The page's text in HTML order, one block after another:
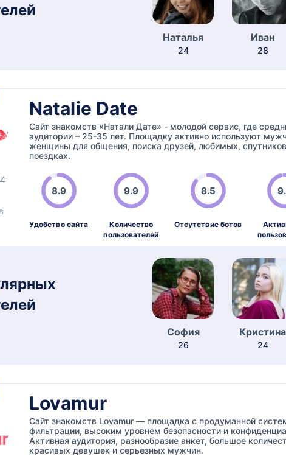
Наталья
24
Иван
28
Natalie Date
Сайт знакомств «Натали Дате» - молодой сервис, где
аудитории – 25-35 лет. Площадку активно используют
женщины для общения, поиска друзей, любимых,
поездках.
8.9
Удобство сайта
9.9
Количество
пользователей
8.5
Отсутствие ботов
София
26
Кристина
24
Lovamur
Сайт знакомств Lovamur — площадка с продуманной
фильтрации, высоким уровнем безопасности и
Активная аудитория, разнообразие анкет, большое
красивых девушек и серьезных мужчин.